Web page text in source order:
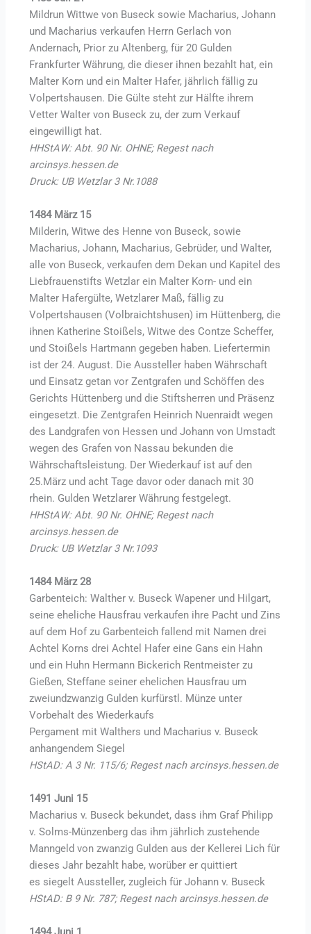
Mildrun Wittwe von Buseck sowie Macharius, Johann
und Macharius verkaufen Herrn Gerlach von
Andernach, Prior zu Altenberg, für 20 Gulden
Frankfurter Währung, die dieser ihnen bezahlt hat, ein
Malter Korn und ein Malter Hafer, jährlich fällig zu
Volpertshausen. Die Gülte steht zur Hälfte ihrem
Vetter Walter von Buseck zu, der zum Verkauf
eingewilligt hat.
HHStAW: Abt. 90 Nr. OHNE; Regest nach
arcinsys.hessen.de
Druck: UB Wetzlar 3 Nr.1088
1484 März 15
Milderin, Witwe des Henne von Buseck, sowie
Macharius, Johann, Macharius, Gebrüder, und Walter,
alle von Buseck, verkaufen dem Dekan und Kapitel des
Liebfrauenstifts Wetzlar ein Malter Korn- und ein
Malter Hafergülte, Wetzlarer Maß, fällig zu
Volpertshausen (Volbraichtshusen) im Hüttenberg, die
ihnen Katherine Stoißels, Witwe des Contze Scheffer,
und Stoißels Hartmann gegeben haben. Liefertermin
ist der 24. August. Die Aussteller haben Währschaft
und Einsatz getan vor Zentgrafen und Schöffen des
Gerichts Hüttenberg und die Stiftsherren und Präsenz
eingesetzt. Die Zentgrafen Heinrich Nuenraidt wegen
des Landgrafen von Hessen und Johann von Umstadt
wegen des Grafen von Nassau bekunden die
Währschaftsleistung. Der Wiederkauf ist auf den
25.März und acht Tage davor oder danach mit 30
rhein. Gulden Wetzlarer Währung festgelegt.
HHStAW: Abt. 90 Nr. OHNE; Regest nach
arcinsys.hessen.de
Druck: UB Wetzlar 3 Nr.1093
1484 März 28
Garbenteich: Walther v. Buseck Wapener und Hilgart,
seine eheliche Hausfrau verkaufen ihre Pacht und Zins
auf dem Hof zu Garbenteich fallend mit Namen drei
Achtel Korns drei Achtel Hafer eine Gans ein Hahn
und ein Huhn Hermann Bickerich Rentmeister zu
Gießen, Steffane seiner ehelichen Hausfrau um
zweiundzwanzig Gulden kurfürstl. Münze unter
Vorbehalt des Wiederkaufs
Pergament mit Walthers und Macharius v. Buseck
anhangendem Siegel
HStAD: A 3 Nr. 115/6; Regest nach arcinsys.hessen.de
1491 Juni 15
Macharius v. Buseck bekundet, dass ihm Graf Philipp
v. Solms-Münzenberg das ihm jährlich zustehende
Manngeld von zwanzig Gulden aus der Kellerei Lich für
dieses Jahr bezahlt habe, worüber er quittiert
es siegelt Aussteller, zugleich für Johann v. Buseck
HStAD: B 9 Nr. 787; Regest nach arcinsys.hessen.de